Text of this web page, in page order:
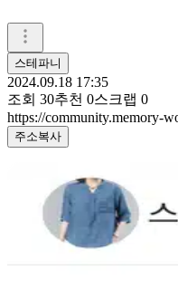
스테파니
2024.09.18 17:35
조회 30추천 0스크랩 0
https://community.memory-
주소복사